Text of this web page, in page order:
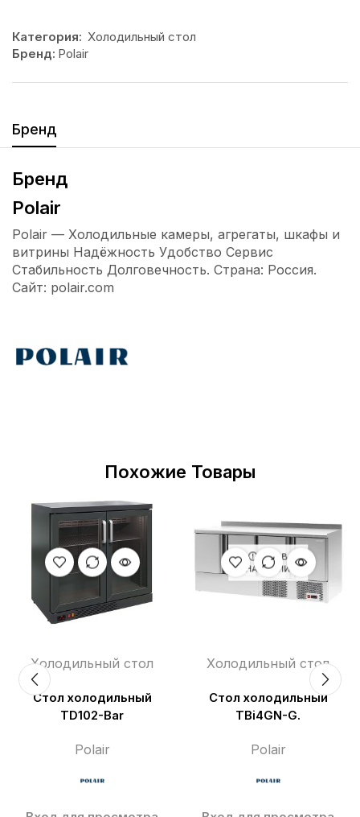
Категория: Холодильный стол
Бренд: Polair
Бренд
Бренд
Polair
Polair — Холодильные камеры, агрегаты, шкафы и
витрины Надёжность Удобство Сервис
Стабильность Долговечность. Страна: Россия.
Сайт: polair.com
Похожие Товары
Холодильный стол
Стол холодильный
TD102-Bar
Polair
НЕТ В
НАЛИЧИИ
Холодильный стол
Стол холодильный
TBi4GN-G.
Polair